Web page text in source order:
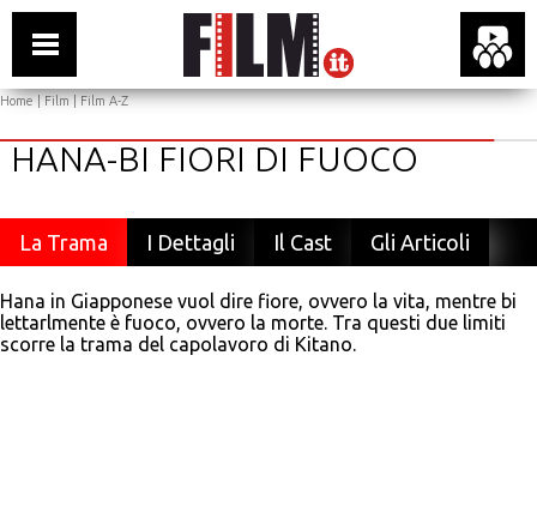
Home|Film|Film A-Z
HANA-BI FIORI DI FUOCO
La Trama I Dettagli Il Cast Gli Articoli
Hana in Giapponese vuol dire fiore, ovvero la vita, mentre bi
lettarlmente è fuoco, ovvero la morte. Tra questi due limiti
scorre la trama del capolavoro di Kitano.